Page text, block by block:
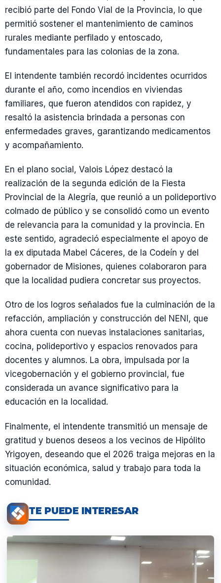
recibió parte del Fondo Vial de la Provincia, lo que
permitió sostener el mantenimiento de caminos
rurales mediante perfilado y entoscado,
fundamentales para las colonias de la zona.
El intendente también recordó incidentes ocurridos
durante el año, como incendios en viviendas
familiares, que fueron atendidos con rapidez, y
resaltó la asistencia brindada a personas con
enfermedades graves, garantizando medicamentos
y acompañamiento.
En el plano social, Valois López destacó la
realización de la segunda edición de la Fiesta
Provincial de la Alegría, que reunió a un polideportivo
colmado de público y se consolidó como un evento
de relevancia para la comunidad y la provincia. En
este sentido, agradeció especialmente el apoyo de
la ex diputada Mabel Cáceres, de la Codeín y del
gobernador de Misiones, quienes colaboraron para
que la localidad pudiera concretar sus proyectos.
Otro de los logros señalados fue la culminación de la
refacción, ampliación y construcción del NENI, que
ahora cuenta con nuevas instalaciones sanitarias,
cocina, polideportivo y espacios renovados para
docentes y alumnos. La obra, impulsada por la
vicegobernación y el gobierno provincial, fue
considerada un avance significativo para la
educación en la localidad.
Finalmente, el intendente transmitió un mensaje de
gratitud y buenos deseos a los vecinos de Hipólito
Yrigoyen, deseando que el 2026 traiga mejoras en la
situación económica, salud y trabajo para toda la
comunidad.
TE PUEDE INTERESAR